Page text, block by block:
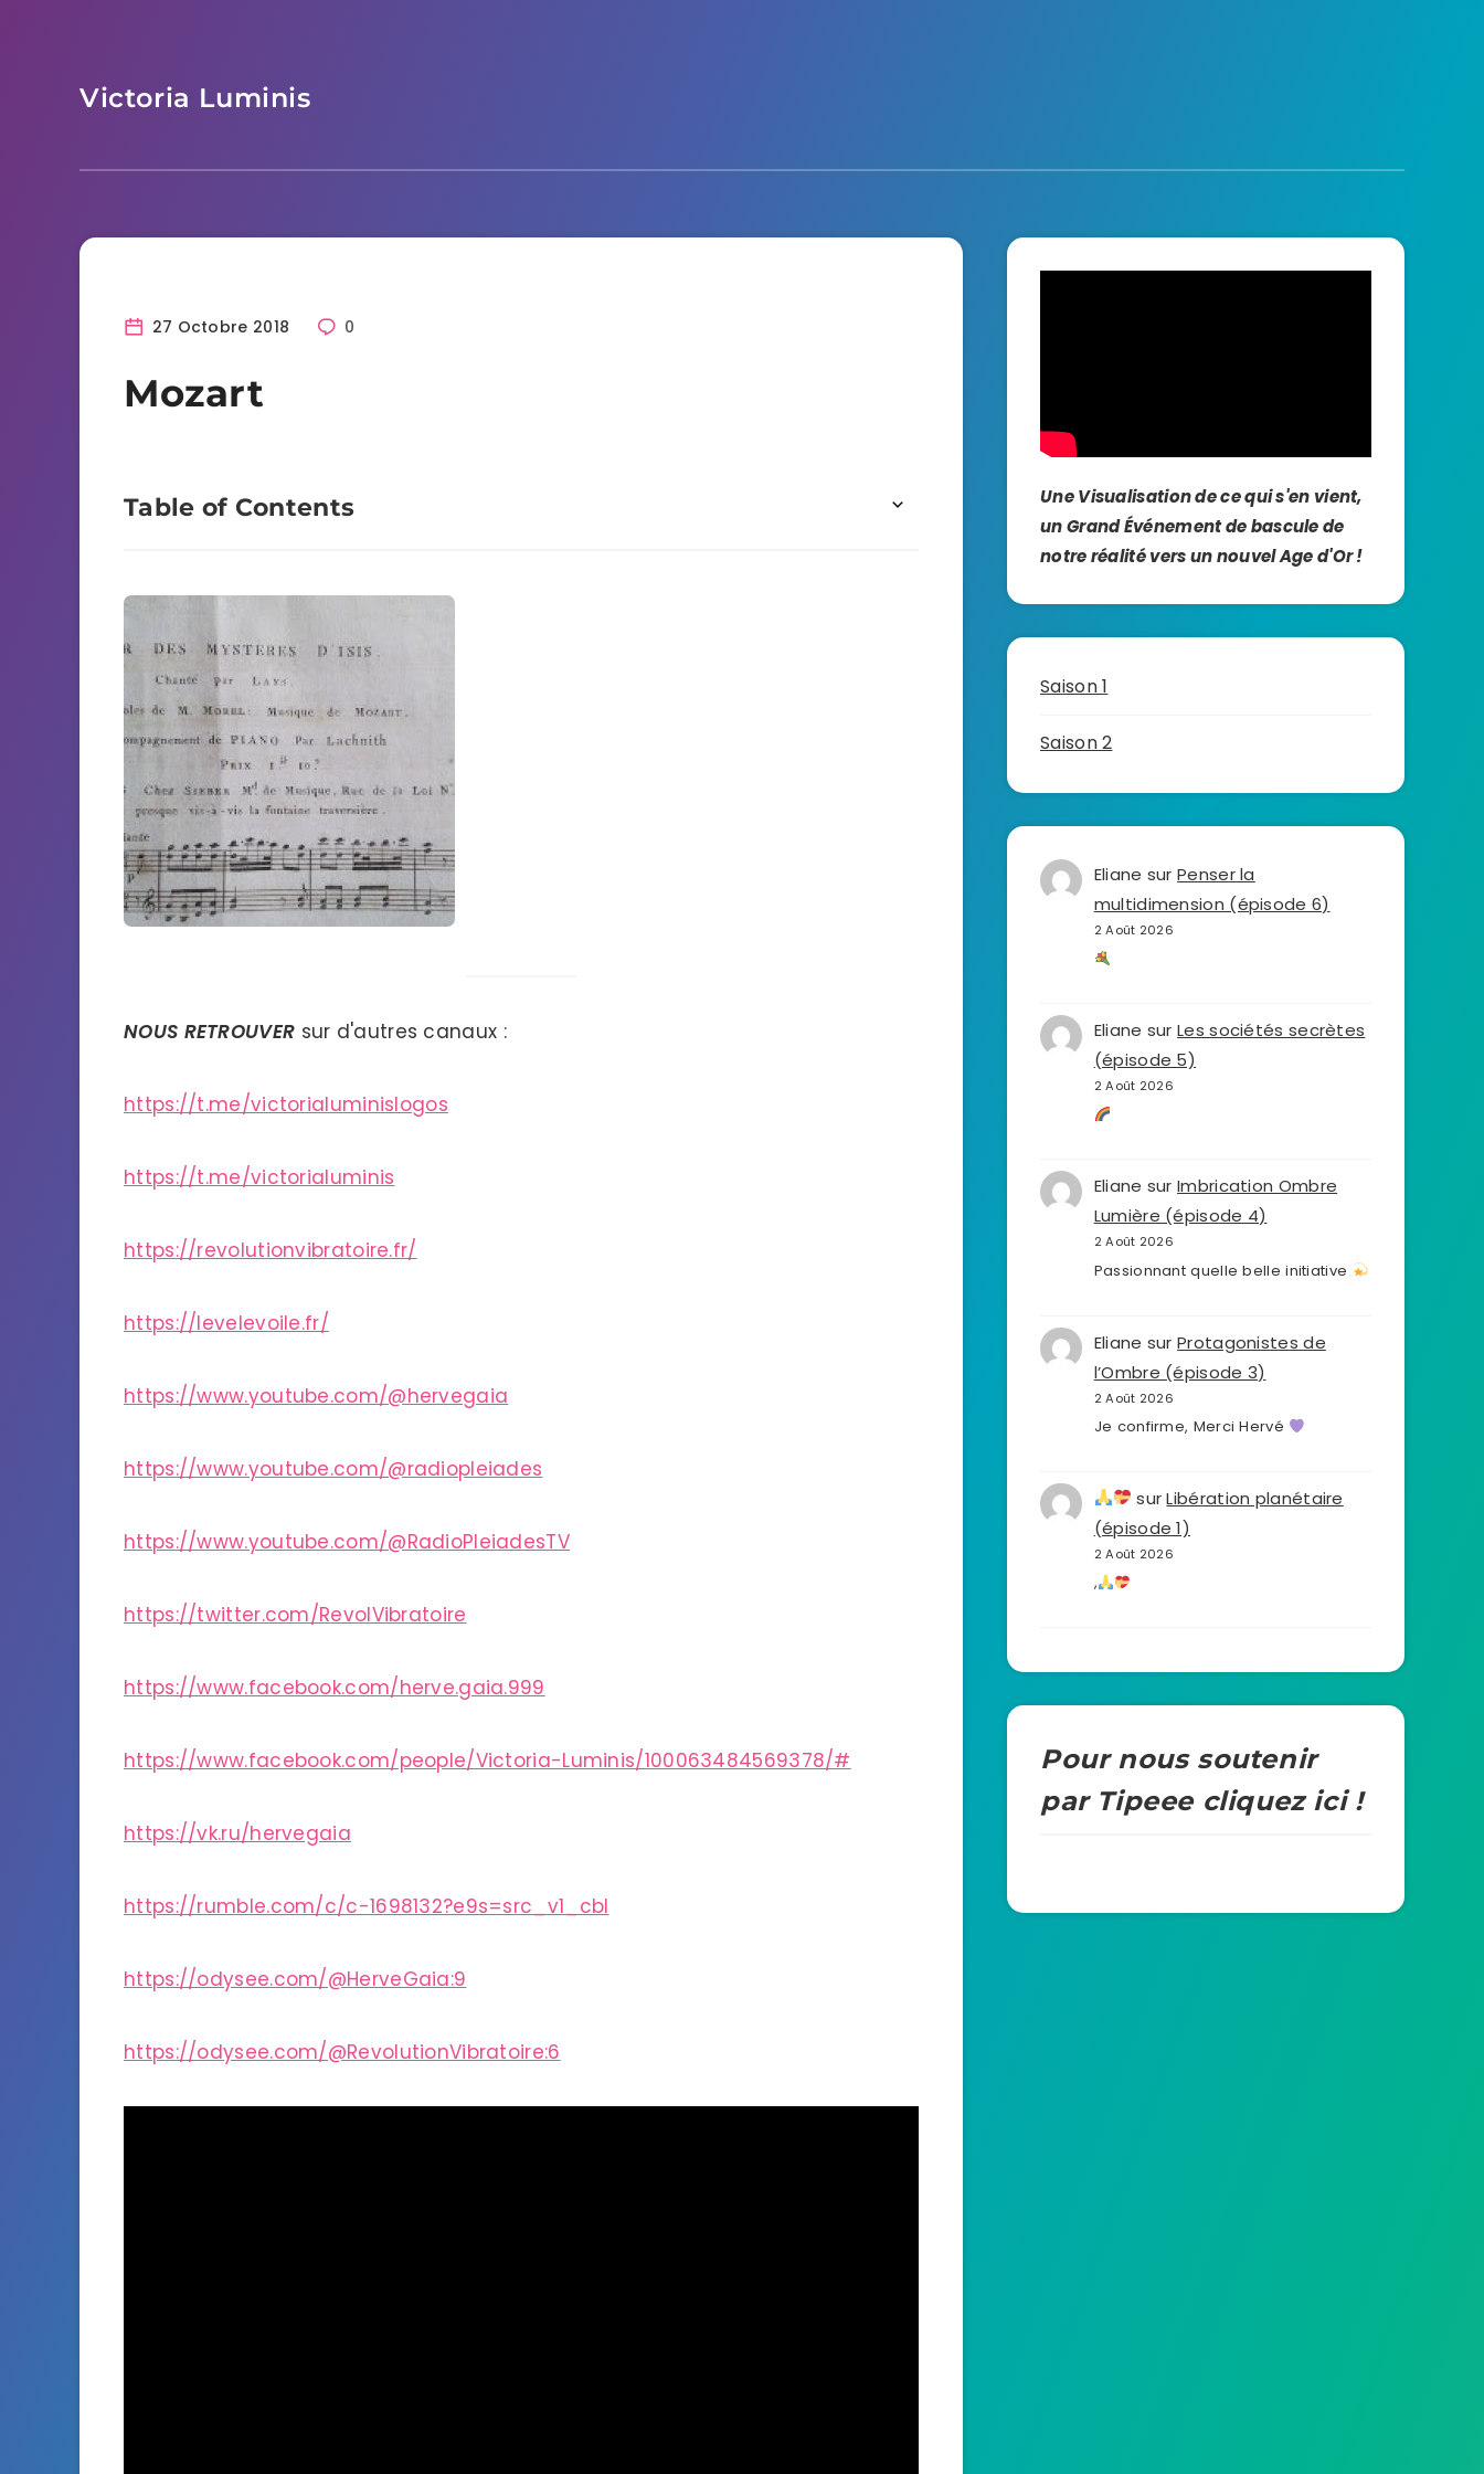
Victoria Luminis
27 Octobre 2018 0
Mozart
Table of Contents
NOUS RETROUVER sur d'autres canaux :
https://t.me/victorialuminislogos
https://t.me/victorialuminis
https://revolutionvibratoire.fr/
https://levelevoile.fr/
https://www.youtube.com/@hervegaia
https://www.youtube.com/@radiopleiades
https://www.youtube.com/@RadioPleiadesTV
https://twitter.com/RevolVibratoire
https://www.facebook.com/herve.gaia.999
https://www.facebook.com/people/Victoria-Luminis/100063484569378/#
https://vk.ru/hervegaia
https://rumble.com/c/c-1698132?e9s=src_v1_cbl
https://odysee.com/@HerveGaia:9
https://odysee.com/@RevolutionVibratoire:6
Une Visualisation de ce qui s'en vient,
un Grand Événement de bascule de
notre réalité vers un nouvel Age d'Or !
Saison 1
Saison 2
Eliane surPenser la
multidimension (épisode 6)
2 Août 2026
Eliane surLes sociétés secrètes
(épisode 5)
2 Août 2026
Eliane surImbrication Ombre
Lumière (épisode 4)
2 Août 2026
Passionnant quelle belle initiative
Eliane surProtagonistes de
l’Ombre (épisode 3)
2 Août 2026
Je confirme, Merci Hervé
surLibération planétaire
(épisode 1)
2 Août 2026
,
Pour nous soutenir
par Tipeee cliquez ici !